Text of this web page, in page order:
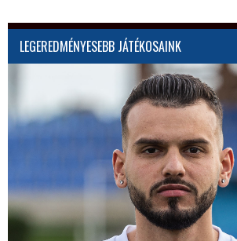
LEGEREDMÉNYESEBB JÁTÉKOSAINK